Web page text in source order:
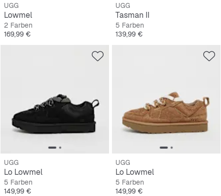
UGG
Lowmel
2 Farben
Preis
169,99 €
UGG
Tasman II
5 Farben
Preis
139,99 €
UGG
Lo Lowmel
5 Farben
Preis
149,99 €
UGG
Lo Lowmel
5 Farben
Preis
149,99 €